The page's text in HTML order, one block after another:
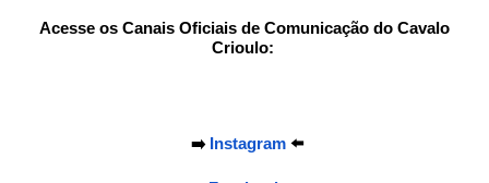
Acesse os Canais Oficiais de Comunicação do Cavalo
Crioulo:
➡️Instagram ⬅️